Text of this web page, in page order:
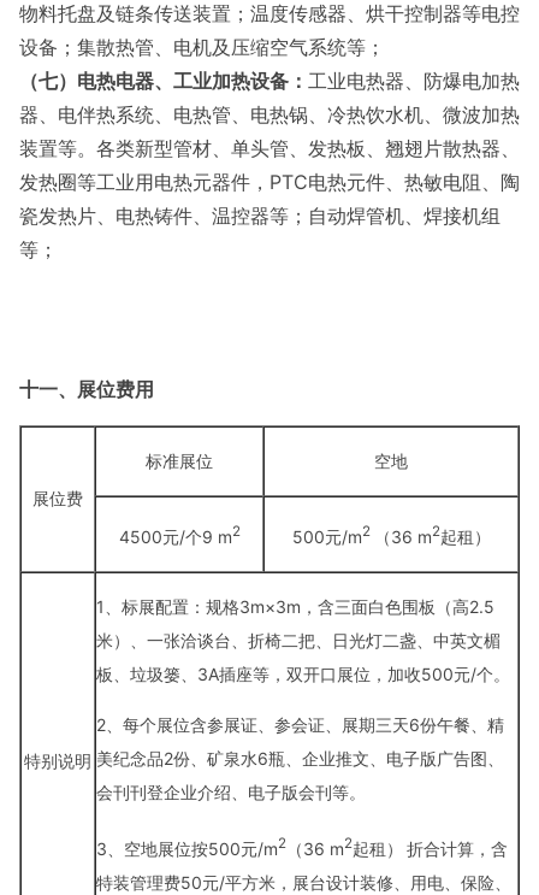
物料托盘及链条传送装置；温度传感器、烘干控制器等电控
设备；集散热管、电机及压缩空气系统等；
（七）电热电器、工业加热设备： 工业电热器、防爆电加热
器、电伴热系统、电热管、电热锅、冷热饮水机、微波加热
装置等。各类新型管材、单头管、发热板、翘翅片散热器、
发热圈等工业用电热元器件，PTC电热元件、热敏电阻、陶
瓷发热片、电热铸件、温控器等；自动焊管机、焊接机组
等；
十一、展位费用
展位费
标准展位 空地
4500元/个9 m2 500元/m2 （36 m2起租）
特别说明
1、标展配置：规格3m×3m，含三面白色围板（高2.5
米）、一张洽谈台、折椅二把、日光灯二盏、中英文楣
板、垃圾篓、3A插座等，双开口展位，加收500元/个。
2、每个展位含参展证、参会证、展期三天6份午餐、精
美纪念品2份、矿泉水6瓶、企业推文、电子版广告图、
会刊刊登企业介绍、电子版会刊等。
3、空地展位按500元/m2 （36 m2起租）
折合计算，含
特装管理费50元/平方米，展台设计装修、用电、保险、